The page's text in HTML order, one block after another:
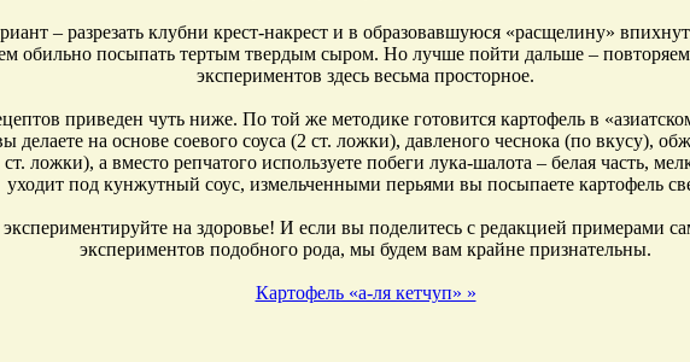
– разрезать клубни крест-накрест и в образовавшуюся «расщелину»
обильно посыпать тертым твердым сыром. Но лучше пойти дальше –
экспериментов здесь весьма просторное.
приведен чуть ниже. По той же методике готовится картофель в
делаете на основе соевого соуса (2 ст. ложки), давленого чеснока (по вкусу),
ложки), а вместо репчатого используете побеги лука-шалота – белая часть,
уходит под кунжутный соус, измельченными перьями вы посыпаете картофель
на здоровье! И если вы поделитесь с редакцией примерами
экспериментов подобного рода, мы будем вам крайне признательны.
Картофель «а-ля кетчуп» »